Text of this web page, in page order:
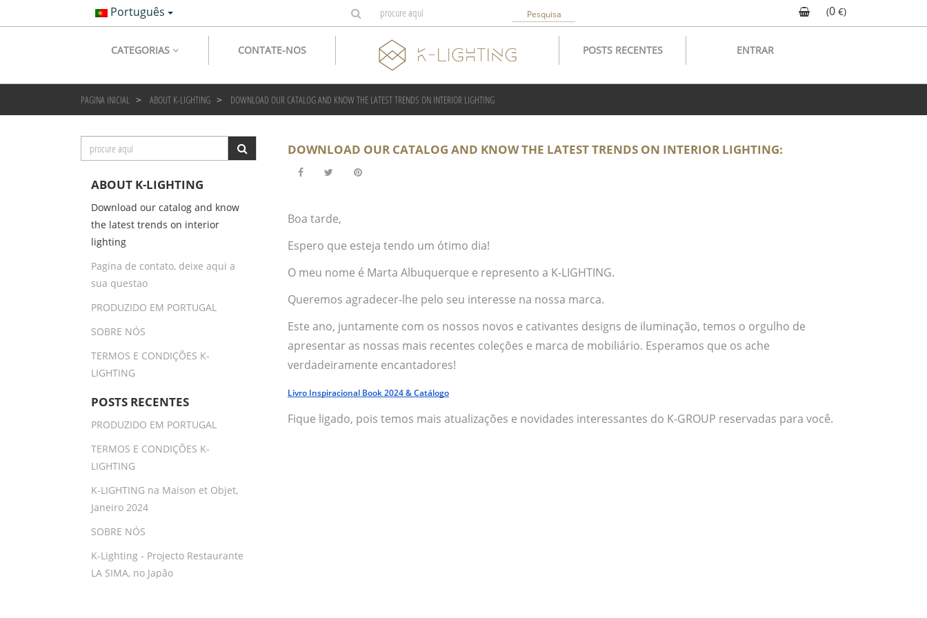
Português Pesquisa (0 €)
CATEGORIAS CONTATE-NOS POSTS RECENTES ENTRAR
PAGINA INICIAL ABOUT K-LIGHTING DOWNLOAD OUR CATALOG AND KNOW THE LATEST TRENDS ON INTERIOR LIGHTING
ABOUT K-LIGHTING
Download our catalog and know
the latest trends on interior
lighting
Pagina de contato, deixe aqui a
sua questao
PRODUZIDO EM PORTUGAL
SOBRE NÓS
TERMOS E CONDIÇÕES K-
LIGHTING
POSTS RECENTES
PRODUZIDO EM PORTUGAL
TERMOS E CONDIÇÕES K-
LIGHTING
K-LIGHTING na Maison et Objet,
Janeiro 2024
SOBRE NÓS
K-Lighting - Projecto Restaurante
LA SIMA, no Japão
DOWNLOAD OUR CATALOG AND KNOW THE LATEST TRENDS ON INTERIOR LIGHTING:
Boa tarde,
Espero que esteja tendo um ótimo dia!
O meu nome é Marta Albuquerque e represento a K-LIGHTING.
Queremos agradecer-lhe pelo seu interesse na nossa marca.
Este ano, juntamente com os nossos novos e cativantes designs de iluminação, temos o orgulho de
apresentar as nossas mais recentes coleções e marca de mobiliário. Esperamos que os ache
verdadeiramente encantadores!
Livro Inspiracional Book 2024 & Catálogo
Fique ligado, pois temos mais atualizações e novidades interessantes do K-GROUP reservadas para você.